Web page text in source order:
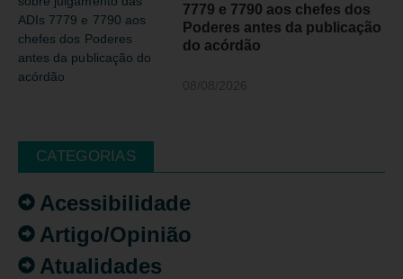
7779 e 7790 aos chefes dos
Poderes antes da publicação
do acórdão
CATEGORIAS
Acessibilidade
Artigo/Opinião
Atualidades